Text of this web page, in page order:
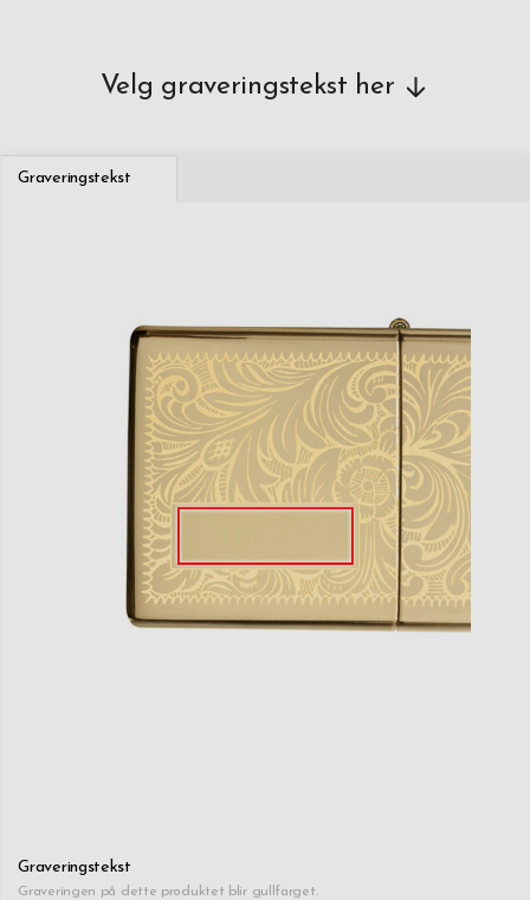
Velg graveringstekst her
Graveringstekst
Graveringstekst
Graveringen på dette produktet blir gullfarget.